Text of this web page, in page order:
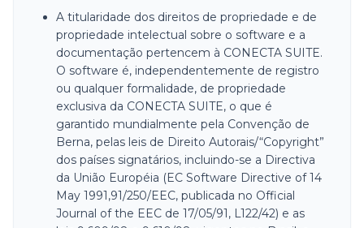
A titularidade dos direitos de propriedade e de
propriedade intelectual sobre o software e a
documentação pertencem à CONECTA SUITE.
O software é, independentemente de registro
ou qualquer formalidade, de propriedade
exclusiva da CONECTA SUITE, o que é
garantido mundialmente pela Convenção de
Berna, pelas leis de Direito Autorais/“Copyright”
dos países signatários, incluindo-se a Directiva
da União Européia (EC Software Directive of 14
May 1991,91/250/EEC, publicada no Official
Journal of the EEC de 17/05/91, L122/42) e as